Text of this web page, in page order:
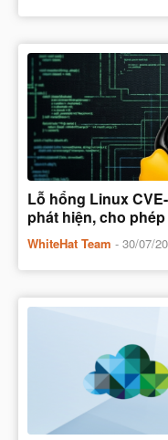
Lỗ hổng Linux
phát hiện, cho
WhiteHat Team - 30/07/